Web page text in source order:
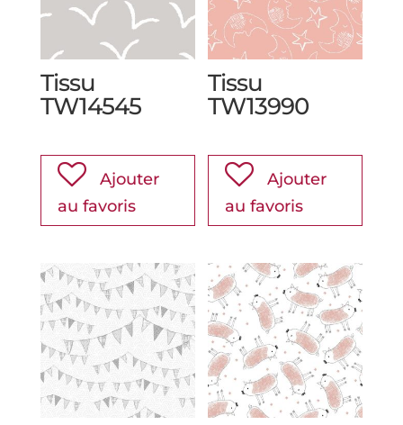
Tissu
TW14545
Ajouter
au favoris
Tissu
TW13990
Ajouter
au favoris